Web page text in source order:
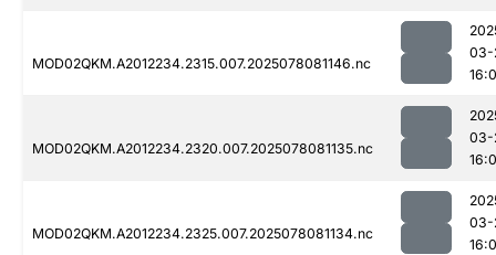
MOD02QKM.A2012234.2315.007.2025078081146.nc
03-
MOD02QKM.A2012234.2320.007.2025078081135.nc
03-
MOD02QKM.A2012234.2325.007.2025078081134.nc
03-